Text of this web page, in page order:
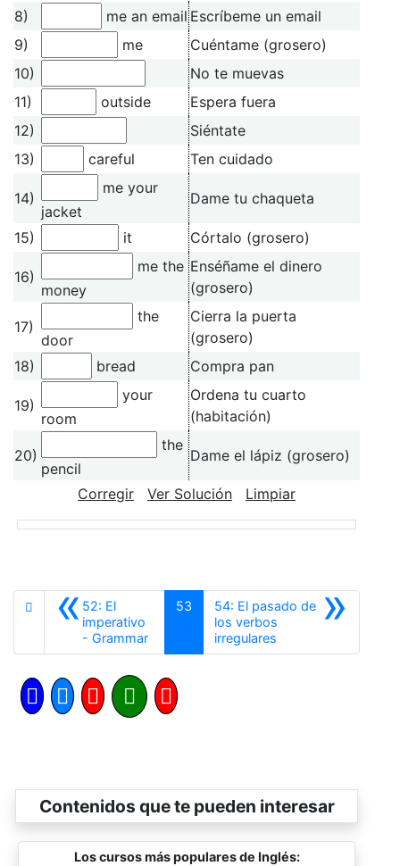
8)
me an email Escríbeme un email
9)
me
Cuéntame (grosero)
10)
No te muevas
11)
outside
Espera fuera
12)
Siéntate
13)
careful Ten cuidado
14)
me your
jacket
Dame tu chaqueta
15) it Córtalo (grosero)
16)
me the
money
Enséñame el dinero
(grosero)
17)
the
door
Cierra la puerta
(grosero)
18)
bread Compra pan
19)
your
room
Ordena tu cuarto
(habitación)
20)
the
pencil
Dame el lápiz (grosero)
Corregir Ver Solución Limpiar
«52: El
imperativo
- GrammarAnterior
53 »
54: El pasado de
los verbos
irregulares
Contenidos que te pueden interesar
Los cursos más populares de Inglés: